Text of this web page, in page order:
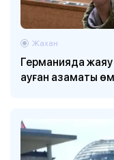
Германияда жаяу
ауған азаматы
Жахан